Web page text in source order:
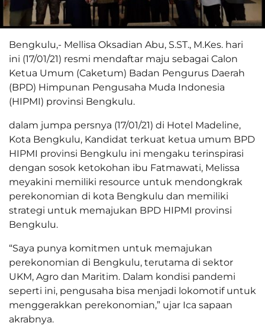
Bengkulu,- Mellisa Oksadian Abu, S.ST., M.Kes. hari
ini (17/01/21) resmi mendaftar maju sebagai Calon
Ketua Umum (Caketum) Badan Pengurus Daerah
(BPD) Himpunan Pengusaha Muda Indonesia
(HIPMI) provinsi Bengkulu.
dalam jumpa persnya (17/01/21) di Hotel Madeline,
Kota Bengkulu, Kandidat terkuat ketua umum BPD
HIPMI provinsi Bengkulu ini mengaku terinspirasi
dengan sosok ketokohan ibu Fatmawati, Melissa
meyakini memiliki resource untuk mendongkrak
perekonomian di kota Bengkulu dan memiliki
strategi untuk memajukan BPD HIPMI provinsi
Bengkulu.
“Saya punya komitmen untuk memajukan
perekonomian di Bengkulu, terutama di sektor
UKM, Agro dan Maritim. Dalam kondisi pandemi
seperti ini, pengusaha bisa menjadi lokomotif untuk
menggerakkan perekonomian,” ujar Ica sapaan
akrabnya.